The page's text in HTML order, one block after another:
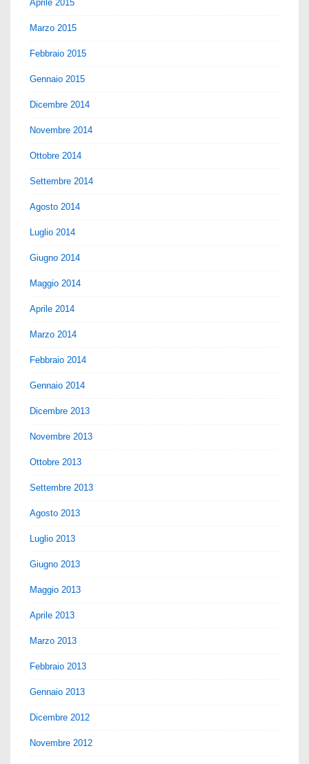
Aprile 2015
Marzo 2015
Febbraio 2015
Gennaio 2015
Dicembre 2014
Novembre 2014
Ottobre 2014
Settembre 2014
Agosto 2014
Luglio 2014
Giugno 2014
Maggio 2014
Aprile 2014
Marzo 2014
Febbraio 2014
Gennaio 2014
Dicembre 2013
Novembre 2013
Ottobre 2013
Settembre 2013
Agosto 2013
Luglio 2013
Giugno 2013
Maggio 2013
Aprile 2013
Marzo 2013
Febbraio 2013
Gennaio 2013
Dicembre 2012
Novembre 2012